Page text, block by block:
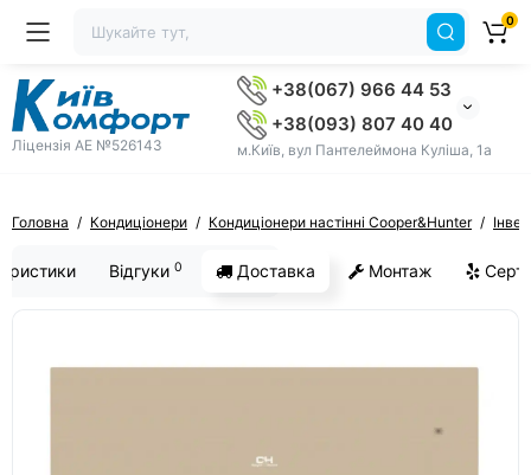
Ліцензія AE №526143
+38(067) 966 44 53
+38(093) 807 40 40
м.Київ, вул Пантелеймона Куліша, 1а
0
Головна Кондиціонери Кондиціонери настінні Cooper&Hunter
Відгуки 0 Доставка Монтаж